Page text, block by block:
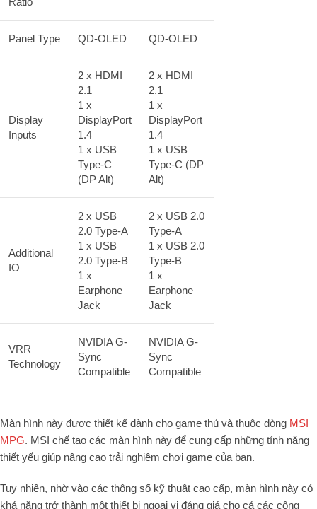
Panel Type QD-OLED QD-OLED
Display
Inputs
2 x HDMI
2.1
1 x
DisplayPort
1.4
1 x USB
Type-C
(DP Alt)
2 x HDMI
2.1
1 x
DisplayPort
1.4
1 x USB
Type-C (DP
Alt)
Additional
IO
2 x USB
2.0 Type-A
1 x USB
2.0 Type-B
1 x
Earphone
Jack
2 x USB 2.0
Type-A
1 x USB 2.0
Type-B
1 x
Earphone
Jack
VRR
Technology
NVIDIA G-
Sync
Compatible
NVIDIA G-
Sync
Compatible
Màn hình này được thiết kế dành cho game thủ và thuộc dòng MSI
MPG. MSI chế tạo các màn hình này để cung cấp những tính năng
thiết yếu giúp nâng cao trải nghiệm chơi game của bạn.
Tuy nhiên, nhờ vào các thông số kỹ thuật cao cấp, màn hình này có
khả năng trở thành một thiết bị ngoại vi đáng giá cho cả các công